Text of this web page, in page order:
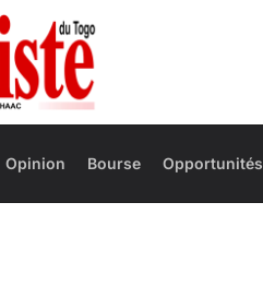
Opinion Bourse Opportunités